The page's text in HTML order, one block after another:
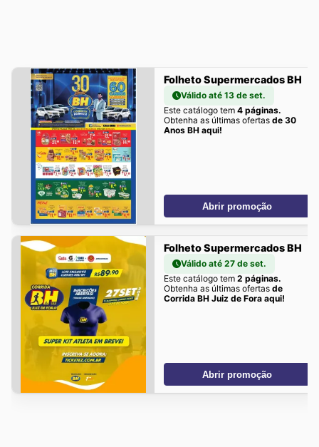
Folheto Supermercados BH
Válido até 13 de set.
Este catálogo tem 4 páginas.
Obtenha as últimas ofertas de 30
Anos BH aqui!
Abrir promoção
Folheto Supermercados BH
Válido até 27 de set.
Este catálogo tem 2 páginas.
Obtenha as últimas ofertas de
Corrida BH Juiz de Fora aqui!
Abrir promoção